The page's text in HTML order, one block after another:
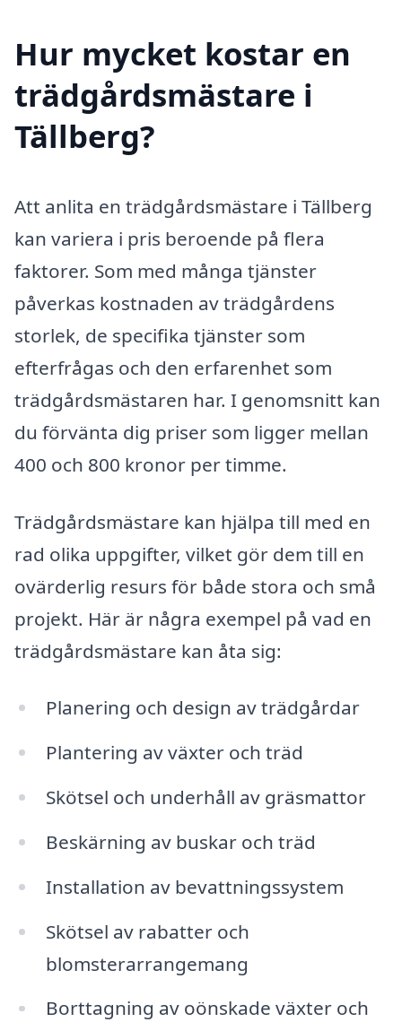
Hur mycket kostar en
trädgårdsmästare i
Tällberg?
Att anlita en trädgårdsmästare i Tällberg
kan variera i pris beroende på flera
faktorer. Som med många tjänster
påverkas kostnaden av trädgårdens
storlek, de specifika tjänster som
efterfrågas och den erfarenhet som
trädgårdsmästaren har. I genomsnitt kan
du förvänta dig priser som ligger mellan
400 och 800 kronor per timme.
Trädgårdsmästare kan hjälpa till med en
rad olika uppgifter, vilket gör dem till en
ovärderlig resurs för både stora och små
projekt. Här är några exempel på vad en
trädgårdsmästare kan åta sig:
Planering och design av trädgårdar
Plantering av växter och träd
Skötsel och underhåll av gräsmattor
Beskärning av buskar och träd
Installation av bevattningssystem
Skötsel av rabatter och
blomsterarrangemang
Borttagning av oönskade växter och